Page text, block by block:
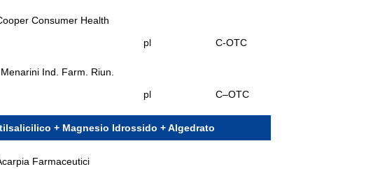
Consumer Health
pl C-OTC
Ind. Farm. Riun.
pl C–OTC
+ Magnesio Idrossido + Algedrato
Farmaceutici